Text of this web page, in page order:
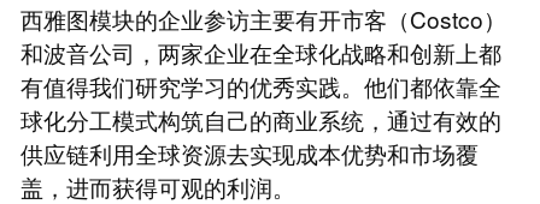
西雅图模块的企业参访主要有开市客（Costco）
和波音公司，两家企业在全球化战略和创新上都
有值得我们研究学习的优秀实践。他们都依靠全
球化分工模式构筑自己的商业系统，通过有效的
供应链利用全球资源去实现成本优势和市场覆
盖，进而获得可观的利润。